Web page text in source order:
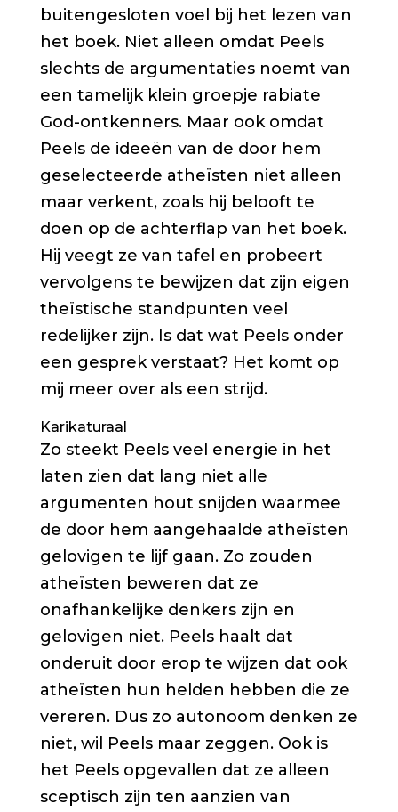
buitengesloten voel bij het lezen van
het boek. Niet alleen omdat Peels
slechts de argumentaties noemt van
een tamelijk klein groepje rabiate
God-ontkenners. Maar ook omdat
Peels de ideeën van de door hem
geselecteerde atheïsten niet alleen
maar verkent, zoals hij belooft te
doen op de achterflap van het boek.
Hij veegt ze van tafel en probeert
vervolgens te bewijzen dat zijn eigen
theïstische standpunten veel
redelijker zijn. Is dat wat Peels onder
een gesprek verstaat? Het komt op
mij meer over als een strijd.
Karikaturaal
Zo steekt Peels veel energie in het
laten zien dat lang niet alle
argumenten hout snijden waarmee
de door hem aangehaalde atheïsten
gelovigen te lijf gaan. Zo zouden
atheïsten beweren dat ze
onafhankelijke denkers zijn en
gelovigen niet. Peels haalt dat
onderuit door erop te wijzen dat ook
atheïsten hun helden hebben die ze
vereren. Dus zo autonoom denken ze
niet, wil Peels maar zeggen. Ook is
het Peels opgevallen dat ze alleen
sceptisch zijn ten aanzien van